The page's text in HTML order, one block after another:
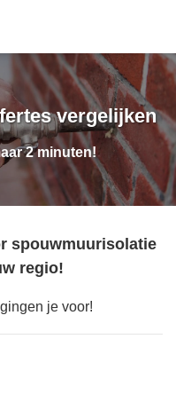
vergelijken
2 minuten!
spouwmuurisolatie
regio!
je voor!